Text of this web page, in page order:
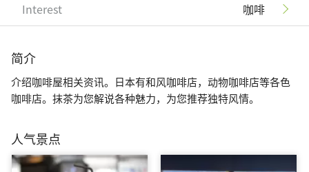
Interest 咖啡
简介
介绍咖啡屋相关资讯。日本有和风咖啡店，动物咖啡店等各色
咖啡店。抹茶为您解说各种魅力，为您推荐独特风情。
人气景点